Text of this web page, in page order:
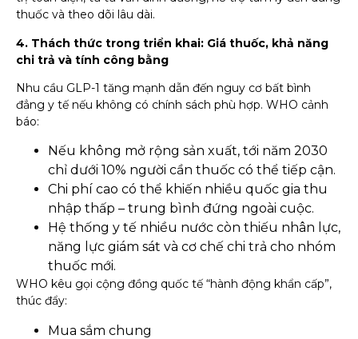
thuốc và theo dõi lâu dài.
4. Thách thức trong triển khai: Giá thuốc, khả năng
chi trả và tính công bằng
Nhu cầu GLP-1 tăng mạnh dẫn đến nguy cơ bất bình
đẳng y tế nếu không có chính sách phù hợp. WHO cảnh
báo:
Nếu không mở rộng sản xuất, tới năm 2030
chỉ dưới 10% người cần thuốc có thể tiếp cận.
Chi phí cao có thể khiến nhiều quốc gia thu
nhập thấp – trung bình đứng ngoài cuộc.
Hệ thống y tế nhiều nước còn thiếu nhân lực,
năng lực giám sát và cơ chế chi trả cho nhóm
thuốc mới.
WHO kêu gọi cộng đồng quốc tế “hành động khẩn cấp”,
thúc đẩy:
Mua sắm chung